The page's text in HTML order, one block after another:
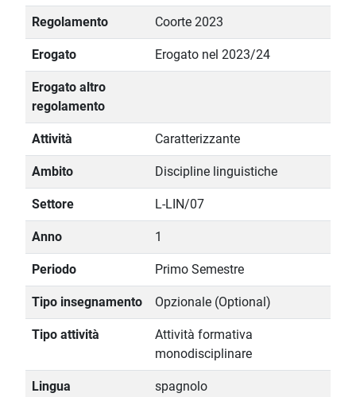
Regolamento Coorte 2023
Erogato Erogato nel 2023/24
Erogato altro
regolamento
Attività Caratterizzante
Ambito Discipline linguistiche
Settore L-LIN/07
Anno 1
Periodo Primo Semestre
Tipo insegnamento Opzionale (Optional)
Tipo attività
Attività formativa
monodisciplinare
Lingua
spagnolo